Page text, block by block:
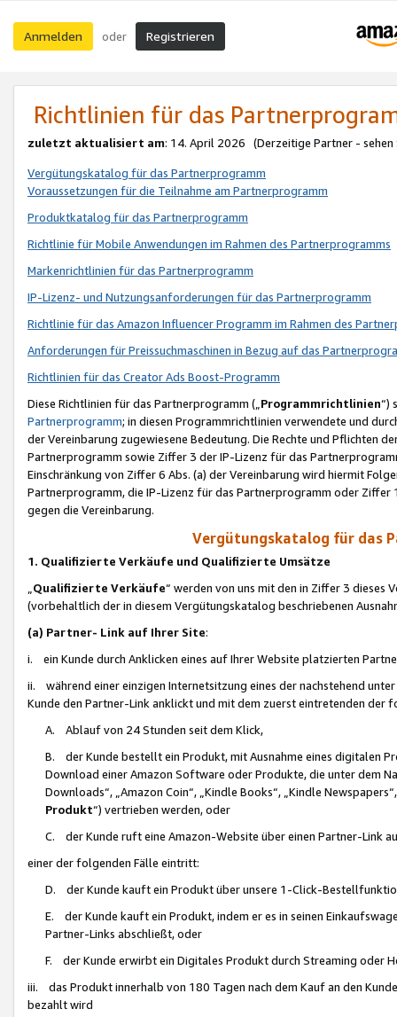
Anmelden oder Registrieren
Richtlinien für das
zuletzt aktualisiert am: 14. April 2026 (Derzeitige Partner - sehen
Vergütungskatalog für das Partnerprogramm
Voraussetzungen für die Teilnahme am Partnerprogramm
Produktkatalog für das Partnerprogramm
Richtlinie für Mobile Anwendungen im Rahmen des Partnerprogramms
Markenrichtlinien für das Partnerprogramm
IP-Lizenz- und Nutzungsanforderungen für das Partnerprogramm
Richtlinie für das Amazon Influencer Programm im Rahmen des
Anforderungen für Preissuchmaschinen in Bezug auf das
Richtlinien für das Creator Ads Boost-Programm
Diese Richtlinien für das Partnerprogramm („Programmrichtlinien“)
Partnerprogramm; in diesen Programmrichtlinien verwendete und
der Vereinbarung zugewiesene Bedeutung. Die Rechte und Pflichten
Partnerprogramm sowie Ziffer 3 der IP-Lizenz für das
Einschränkung von Ziffer 6 Abs. (a) der Vereinbarung wird hiermit
Partnerprogramm, die IP-Lizenz für das Partnerprogramm oder
gegen die Vereinbarung.
Vergütungskatalog für das
1. Qualifizierte Verkäufe und Qualifizierte Umsätze
Qualifizierte Verkäufe“ werden von uns mit den in Ziffer 3
(vorbehaltlich der in diesem Vergütungskatalog beschriebenen
(a) Partner- Link auf Ihrer Site:
i. ein Kunde durch Anklicken eines auf Ihrer Website platzierten
ii. während einer einzigen Internetsitzung eines der nachstehend
Kunde den Partner-Link anklickt und mit dem zuerst eintretenden der
A. Ablauf von 24 Stunden seit dem Klick,
B. der Kunde bestellt ein Produkt, mit Ausnahme eines digitalen
Download einer Amazon Software oder Produkte, die unter dem
Downloads“, „Amazon Coin“, „Kindle Books“, „Kindle
Produkt“) vertrieben werden, oder
C. der Kunde ruft eine Amazon-Website über einen Partner-Link
einer der folgenden Fälle eintritt:
D. der Kunde kauft ein Produkt über unsere 1-Click-
E. der Kunde kauft ein Produkt, indem er es in seinen
Partner-Links abschließt, oder
F. der Kunde erwirbt ein Digitales Produkt durch Streaming oder
iii. das Produkt innerhalb von 180 Tagen nach dem Kauf an den
bezahlt wird